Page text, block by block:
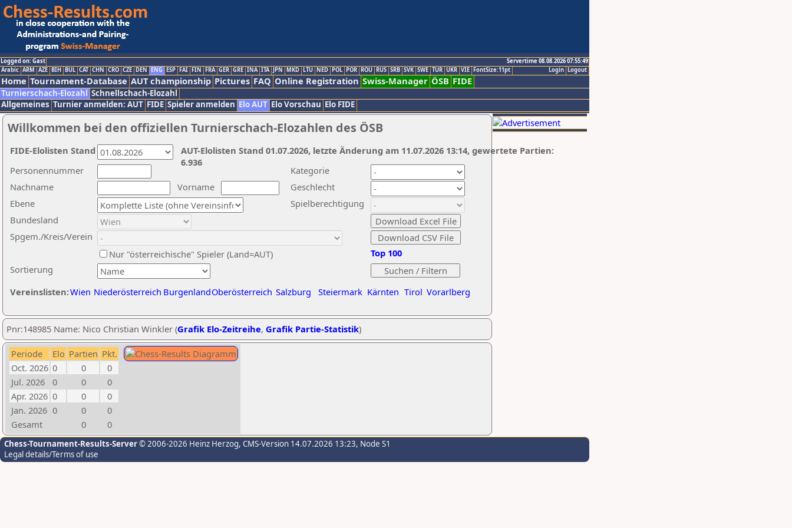
Logged on: Gast
Servertime 08.08.2026 07:55:49
Logout
Login
Arabic ARM AZE BIH BUL CAT CHN CRO CZE DEN ENG ESP FAI FIN FRA GER GRE INA ITA JPN MKD LTU NED POL POR ROU RUS SRB SVK SWE TUR UKR VIE FontSize:11pt
Home Tournament-Database AUT championship Pictures FAQ Online Registration Swiss-Manager ÖSB FIDE
Turnierschach-Elozahl Schnellschach-Elozahl
Allgemeines Turnier anmelden: AUT FIDE Spieler anmelden Elo AUT Elo Vorschau Elo FIDE
Willkommen bei den offiziellen Turnierschach-Elozahlen des ÖSB
Nachname
Vorname
Ebene
Kategorie
Sortierung
Personennummer
Bundesland
Spgem./Kreis/Verein
Geschlecht
Nur "österreichische" Spieler (Land=AUT)
Spielberechtigung
Vereinslisten:Wien Niederösterreich BurgenlandOberösterreich Salzburg Steiermark Kärnten Tirol Vorarlberg
Top 100
AUT-Elolisten Stand 01.07.2026, letzte Änderung am 11.07.2026 13:14, gewertete Partien:
6.936
FIDE-Elolisten Stand
Pnr:148985 Name: Nico Christian Winkler (Grafik Elo-Zeitreihe, Grafik Partie-Statistik)
Periode Elo Partien Pkt.
Oct. 2026 0 0
0
Jul. 2026
0 0
0
Apr. 2026 0 0
0
Jan. 2026 0 0
0
Gesamt
0 0
Chess-Tournament-Results-Server© 2006-2026 Heinz Herzog, CMS-Version 14.07.2026 13:23, Node S1
Legal details/Terms of use